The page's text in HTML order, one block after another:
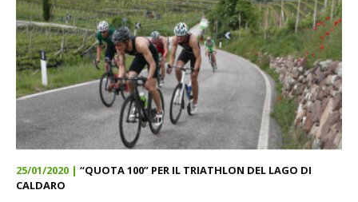
25/01/2020 | “QUOTA 100” PER IL TRIATHLON DEL LAGO DI
CALDARO